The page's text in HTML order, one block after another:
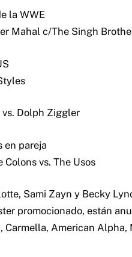
la WWE
Mahal c/The Singh
Dolph Ziggler
en pareja
Colons vs. The Usos
Sami Zayn y Becky
promocionado, están
Carmella, American Alpha,